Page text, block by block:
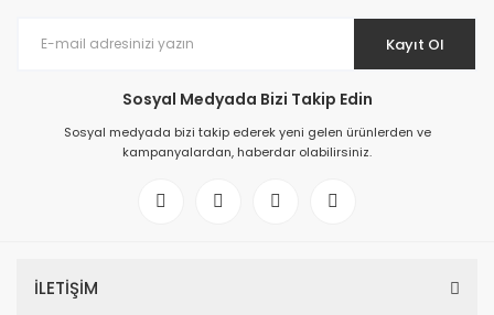
Kayıt Ol
Sosyal Medyada Bizi Takip Edin
Sosyal medyada bizi takip ederek yeni gelen ürünlerden ve
kampanyalardan, haberdar olabilirsiniz.
İLETİŞİM